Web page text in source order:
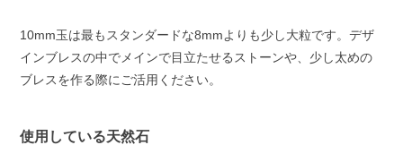
10mm玉は最もスタンダードな8mmよりも少し大粒です。デザ
インブレスの中でメインで目立たせるストーンや、少し太めの
ブレスを作る際にご活用ください。
使用している天然石